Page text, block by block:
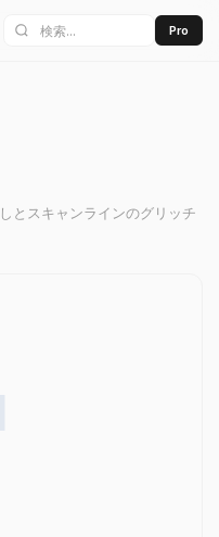
Pro
とスキャンラインのグリッチ